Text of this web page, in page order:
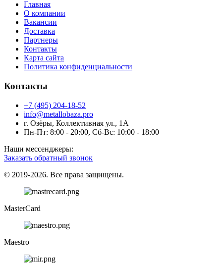
Главная
О компании
Вакансии
Доставка
Партнеры
Контакты
Карта сайта
Политика конфиденциальности
Контакты
+7 (495) 204-18-52
info@metallobaza.pro
г. Озёры, Коллективная ул., 1А
Пн-Пт: 8:00 - 20:00, Сб-Вс: 10:00 - 18:00
Наши мессенджеры:
Заказать обратный звонок
© 2019-2026. Все права защищены.
MasterCard
Maestro